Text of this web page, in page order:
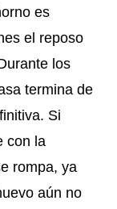
es
el reposo
los
termina de
Si
con la
rompa, ya
aún no